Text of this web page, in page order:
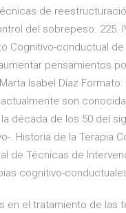
de
del sobrepeso. 225.
Cognitivo-conductual
pensamientos
Isabel Díaz Formato:
son
década de los 50 del
. Historia de la Terapia
de Técnicas de
cognitivo-
en el tratamiento de las